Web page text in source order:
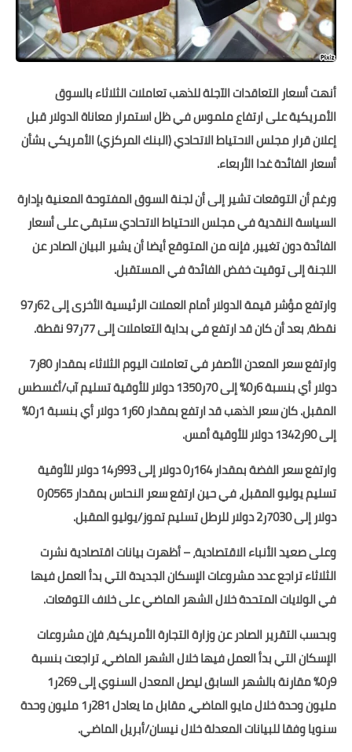
أنهت أسعار التعاقدات الآجلة للذهب تعاملات الثلاثاء بالسوق
الأمريكية على ارتفاع ملموس في ظل استمرار معاناة الدولار قبل
إعلان قرار مجلس الاحتياط الاتحادي (البنك المركزي) الأمريكي بشأن
أسعار الفائدة غدا الأربعاء.
ورغم أن التوقعات تشير إلى أن لجنة السوق المفتوحة المعنية بإدارة
السياسة النقدية في مجلس الاحتياط الاتحادي ستبقي على أسعار
الفائدة دون تغيير، فإنه من المتوقع أيضا أن يشير البيان الصادر عن
اللجنة إلى توقيت خفض الفائدة في المستقبل.
وارتفع مؤشر قيمة الدولار أمام العملات الرئيسية الأخرى إلى 62ر97
نقطة، بعد أن كان قد ارتفع في بداية التعاملات إلى 77ر97 نقطة.
وارتفع سعر المعدن الأصفر في تعاملات اليوم الثلاثاء بمقدار 80ر7
دولار أي بنسبة 6ر0% إلى 70ر1350 دولار للأوقية تسليم آب/أغسطس
المقبل. كان سعر الذهب قد ارتفع بمقدار 60ر1 دولار أي بنسبة 1ر0%
إلى 90ر1342 دولار للأوقية أمس.
وارتفع سعر الفضة بمقدار 164ر0 دولار إلى 993ر14 دولار للأوقية
تسليم يوليو المقبل، في حين ارتفع سعر النحاس بمقدار 0565ر0
دولار إلى 7030ر2 دولار للرطل تسليم تموز/يوليو المقبل.
وعلى صعيد الأنباء الاقتصادية، – أظهرت بيانات اقتصادية نشرت
الثلاثاء تراجع عدد مشروعات الإسكان الجديدة التي بدأ العمل فيها
في الولايات المتحدة خلال الشهر الماضي على خلاف التوقعات.
وبحسب التقرير الصادر عن وزارة التجارة الأمريكية، فإن مشروعات
الإسكان التي بدأ العمل فيها خلال الشهر الماضي، تراجعت بنسبة
9ر0% مقارنة بالشهر السابق ليصل المعدل السنوي إلى 269ر1
مليون وحدة خلال مايو الماضي، مقابل ما يعادل 281ر1 مليون وحدة
سنويا وفقا للبيانات المعدلة خلال نيسان/أبريل الماضي.